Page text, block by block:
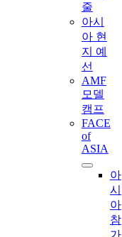
줄
아시
아 현
지 예
선
AMF
모델
캠프
FACE
of
ASIA
아
시
아
참
가